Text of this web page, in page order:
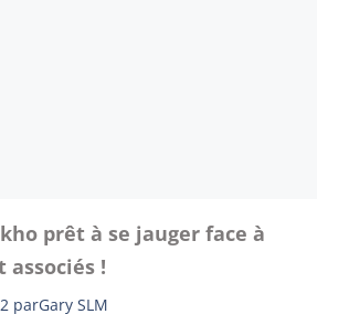
prêt à se jauger face à
associés !
parGary SLM